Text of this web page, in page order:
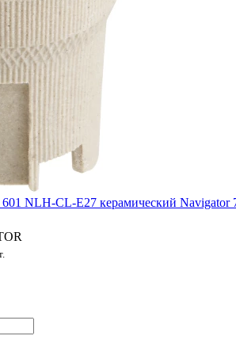
NLH-CL-E27 керамический Navigator